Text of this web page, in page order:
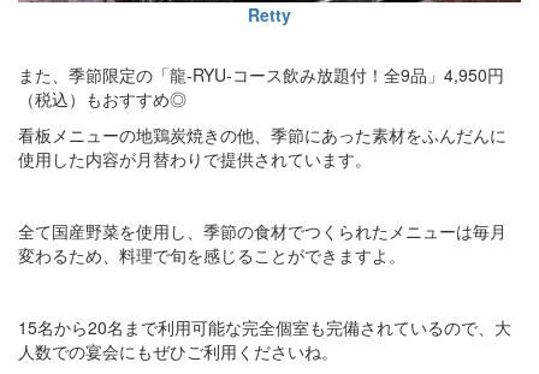
Retty
また、季節限定の「龍‐RYU‐コース飲み放題付！全9品」4,950円
（税込）もおすすめ◎
看板メニューの地鶏炭焼きの他、季節にあった素材をふんだんに
使用した内容が月替わりで提供されています。
全て国産野菜を使用し、季節の食材でつくられたメニューは毎月
変わるため、料理で旬を感じることができますよ。
15名から20名まで利用可能な完全個室も完備されているので、大
人数での宴会にもぜひご利用くださいね。